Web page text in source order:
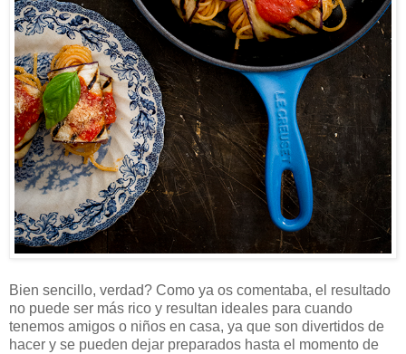
Bien sencillo, verdad? Como ya os comentaba, el resultado
no puede ser más rico y resultan ideales para cuando
tenemos amigos o niños en casa, ya que son divertidos de
hacer y se pueden dejar preparados hasta el momento de